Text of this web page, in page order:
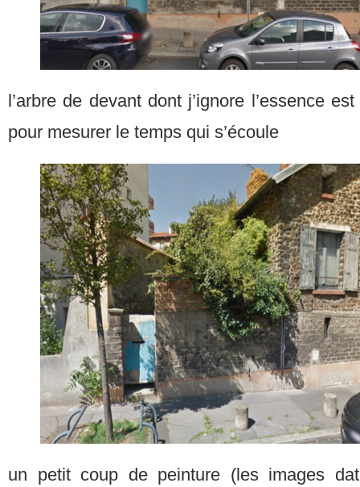
l’arbre de devant dont j’ignore l’essence
pour mesurer le temps qui s’écoule
un petit coup de peinture (les images